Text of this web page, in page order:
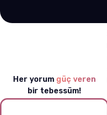
Her yorum güç veren
bir tebessüm!